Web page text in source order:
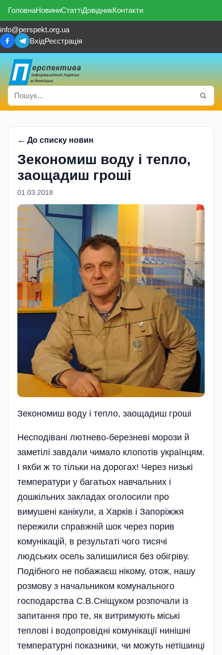
ГоловнаНовиниСтаттіДовідникКонтакти
info@perspekt.org.ua
ВхідРеєстрація
← До списку новин
Зекономиш воду i тепло,
заощадиш грошi
01.03.2018
Зекономиш воду i тепло, заощадиш грошi
Несподівані лютнево-березневі морози й
заметілі завдали чимало клопотів українцям.
І якби ж то тільки на дорогах! Через низькі
температури у багатьох навчальних і
дошкільних закладах оголосили про
вимушені канікули, а Харків і Запоріжжя
пережили справжній шок через порив
комунікацій, в результаті чого тисячі
людських осель залишилися без обігріву.
Подібного не побажаєш нікому, отож, нашу
розмову з начальником комунального
господарства С.В.Сніщуком розпочали із
запитання про те, як витримують міські
теплові і водопровідні комунікації нинішні
температурні показники, чи можуть нетішинці